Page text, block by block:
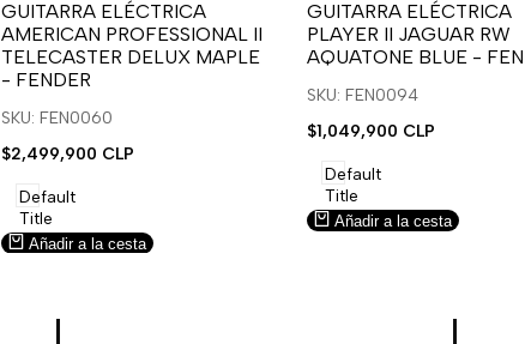
para
usar
la
lista
de
para
usar
Compare
GUITARRA ELÉCTRICA
AMERICAN PROFESSIONAL II
TELECASTER DELUX MAPLE
- FENDER
SKU: FEN0060
Precio
venta
$2,499,900 CLP
Default
Title
Añadir a la cesta
para
usar
la
lista
deseos.
para
usar
Compare
GUITARRA ELÉCTRICA
PLAYER II JAGUAR RW
AQUATONE BLUE -
SKU: FEN0094
Precio
venta
$1,049,900 CLP
Default
Title
Añadir a la cesta